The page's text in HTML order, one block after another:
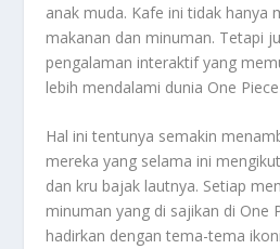
anak muda. Kafe ini tidak hanya
makanan dan minuman. Tetapi
pengalaman interaktif yang
lebih mendalami dunia One
Hal ini tentunya semakin
mereka yang selama ini
dan kru bajak lautnya. Setiap
minuman yang di sajikan di One
hadirkan dengan tema-tema